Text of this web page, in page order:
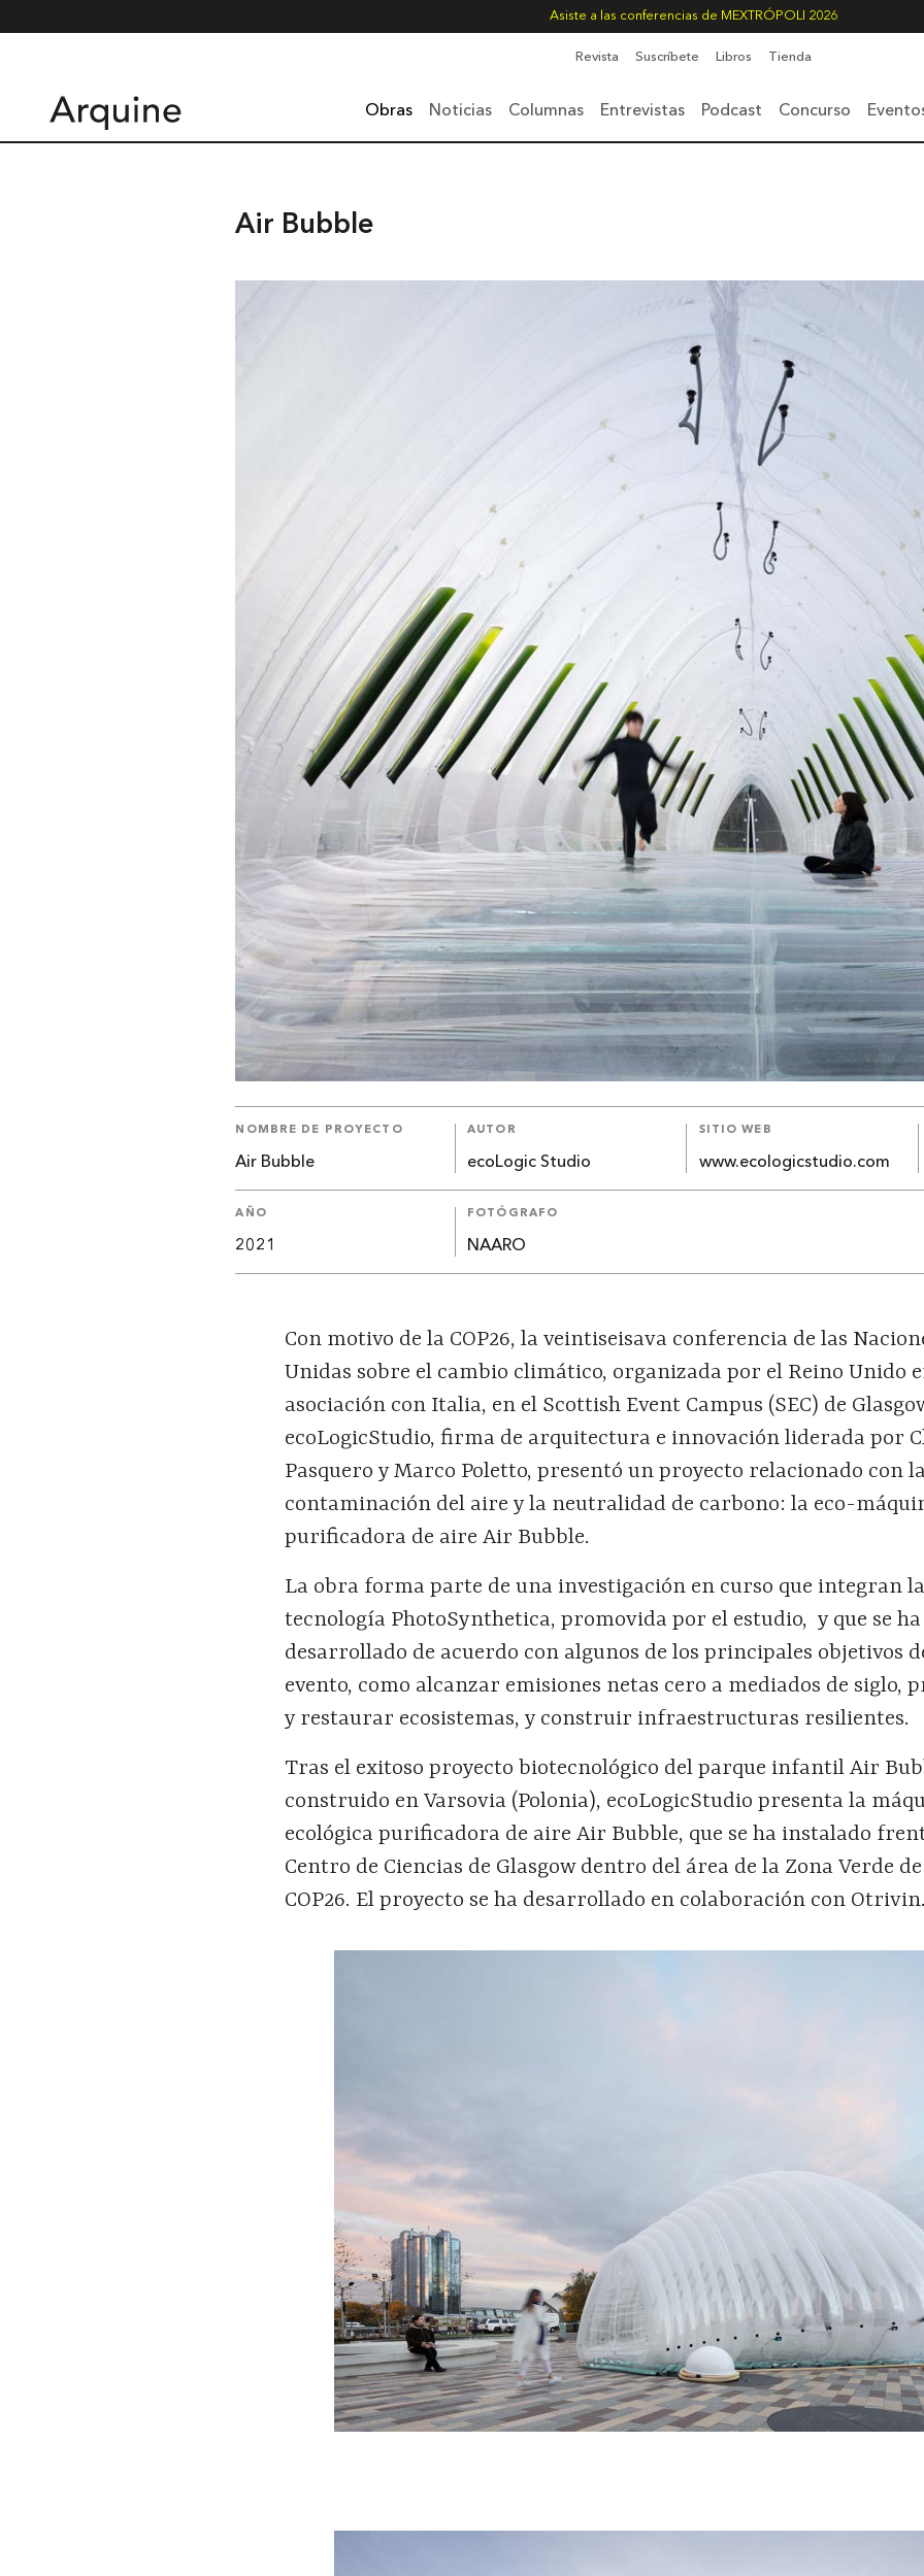
Asiste a las conferencias de MEXTRÓPOLI 2026
Revista Suscríbete Libros Tienda
Obras Noticias Columnas Entrevistas Podcast Concurso
Air Bubble
NOMBRE DE PROYECTO
Air Bubble
AUTOR
ecoLogic Studio
SITIO WEB
www.ecologicstudio.com
AÑO
2021
FOTÓGRAFO
NAARO
Con motivo de la COP26, la veintiseisava conferencia de las
Unidas sobre el cambio climático, organizada por el Reino Unido
asociación con Italia, en el Scottish Event Campus (SEC) de
ecoLogicStudio, firma de arquitectura e innovación liderada por
Pasquero y Marco Poletto, presentó un proyecto relacionado con
contaminación del aire y la neutralidad de carbono: la eco-
purificadora de aire Air Bubble.
La obra forma parte de una investigación en curso que integran
tecnología PhotoSynthetica, promovida por el estudio, y que se ha
desarrollado de acuerdo con algunos de los principales objetivos
evento, como alcanzar emisiones netas cero a mediados de siglo,
y restaurar ecosistemas, y construir infraestructuras resilientes.
Tras el exitoso proyecto biotecnológico del parque infantil Air
construido en Varsovia (Polonia), ecoLogicStudio presenta la
ecológica purificadora de aire Air Bubble, que se ha instalado
Centro de Ciencias de Glasgow dentro del área de la Zona Verde
COP26. El proyecto se ha desarrollado en colaboración con